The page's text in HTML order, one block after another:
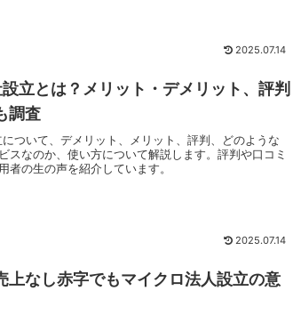
2025.07.14
立とは？メリット・デメリット、評判
調査
ついて、デメリット、メリット、評判、どのような
スなのか、使い方について解説します。評判や口コミ
者の生の声を紹介しています。
2025.07.14
上なし赤字でもマイクロ法人設立の意